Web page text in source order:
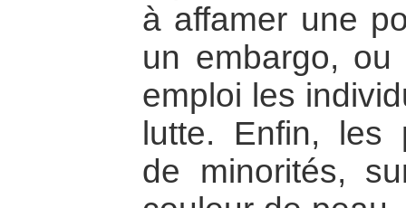
à affamer une
un embargo,
emploi les
lutte. Enfin, les
de minorités,